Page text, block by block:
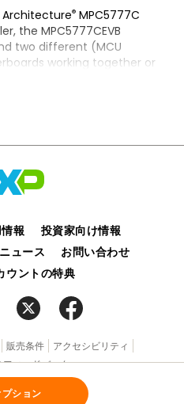
Architecture® MPC5777C
the MPC5777CEVB
two different (MCU
working together or
ション
報
投資家向け情報
ュース
お問い合わせ
ウントの特典
販売条件
アクセシビリティ
ィードバック
All rights reserved.